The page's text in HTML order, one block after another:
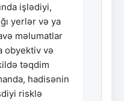
işlədiyi,
yerlər və ya
məlumatlar
obyektiv və
təqdim
hadisənin
risklə